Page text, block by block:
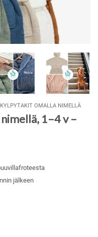
OMALLA NIMELLÄ
1–4 v –
jälkeen